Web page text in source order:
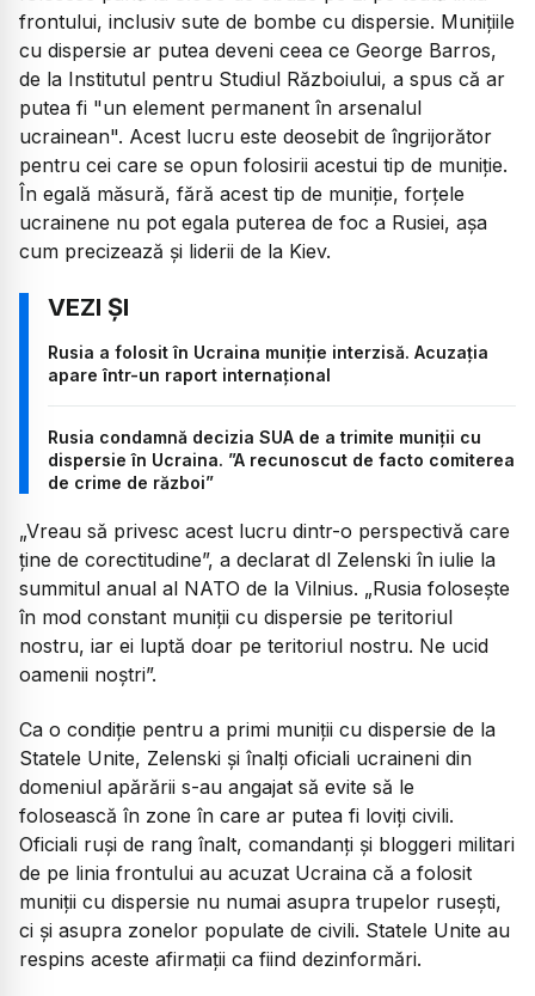
frontului, inclusiv sute de bombe cu dispersie. Munițiile
cu dispersie ar putea deveni ceea ce George Barros,
de la Institutul pentru Studiul Războiului, a spus că ar
putea fi "un element permanent în arsenalul
ucrainean". Acest lucru este deosebit de îngrijorător
pentru cei care se opun folosirii acestui tip de muniție.
În egală măsură, fără acest tip de muniție, forțele
ucrainene nu pot egala puterea de foc a Rusiei, așa
cum precizează și liderii de la Kiev.
Rusia a folosit în Ucraina muniție interzisă. Acuzația
apare într-un raport internațional
Rusia condamnă decizia SUA de a trimite muniții cu
dispersie în Ucraina. ”A recunoscut de facto comiterea
de crime de război”
„Vreau să privesc acest lucru dintr-o perspectivă care
ține de corectitudine”, a declarat dl Zelenski în iulie la
summitul anual al NATO de la Vilnius. „Rusia folosește
în mod constant muniții cu dispersie pe teritoriul
nostru, iar ei luptă doar pe teritoriul nostru. Ne ucid
oamenii noștri”.
Ca o condiție pentru a primi muniții cu dispersie de la
Statele Unite, Zelenski și înalți oficiali ucraineni din
domeniul apărării s-au angajat să evite să le
folosească în zone în care ar putea fi loviți civili.
Oficiali ruși de rang înalt, comandanți și bloggeri militari
de pe linia frontului au acuzat Ucraina că a folosit
muniții cu dispersie nu numai asupra trupelor rusești,
ci și asupra zonelor populate de civili. Statele Unite au
respins aceste afirmații ca fiind dezinformări.